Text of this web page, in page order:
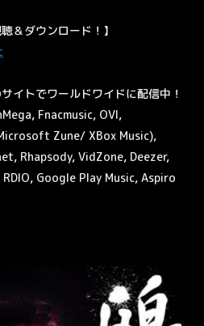
＆ダウンロード！】
イトでワールドワイドに配信中！
Fnacmusic, OVI,
Zune/ XBox Music),
Rhapsody, VidZone, Deezer,
Google Play Music, Aspiro